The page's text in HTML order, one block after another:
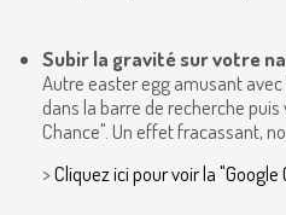
Subir la gravité sur votre
Autre easter egg amusant
dans la barre de recherche
Chance". Un effet fracassant,
>Cliquez ici pour voir la "Google